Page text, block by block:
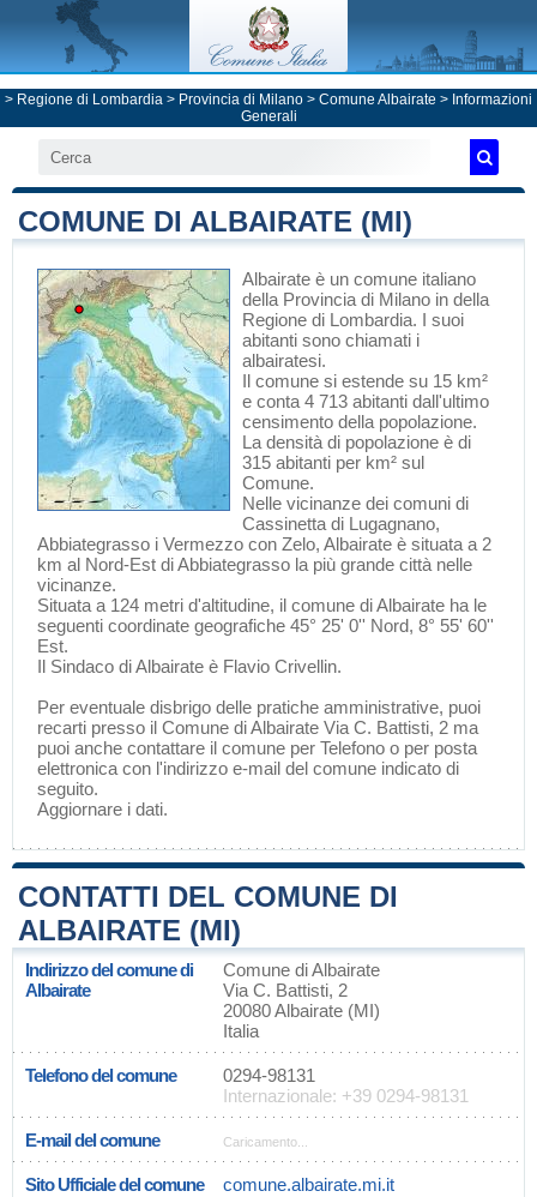
> Regione di Lombardia > Provincia di Milano > Comune Albairate > Informazioni
Generali
COMUNE DI ALBAIRATE (MI)
Albairate è un comune italiano
della Provincia di Milano in della
Regione di Lombardia. I suoi
abitanti sono chiamati i
albairatesi.
Il comune si estende su 15 km²
e conta 4 713 abitanti dall'ultimo
censimento della popolazione.
La densità di popolazione è di
315 abitanti per km² sul
Comune.
Nelle vicinanze dei comuni di
Cassinetta di Lugagnano,
Abbiategrasso i Vermezzo con Zelo, Albairate è situata a 2
km al Nord-Est diAbbiategrasso la più grande città nelle
vicinanze.
Situata a 124 metri d'altitudine, il comune di Albairate ha le
seguenti coordinate geografiche 45° 25' 0'' Nord, 8° 55' 60''
Est.
Il Sindaco di Albairate è Flavio Crivellin.
Per eventuale disbrigo delle pratiche amministrative, puoi
recarti presso il Comune di Albairate Via C. Battisti, 2 ma
puoi anche contattare il comune per Telefono o per posta
elettronica con l'indirizzo e-mail del comune indicato di
seguito.
Aggiornare i dati.
CONTATTI DEL COMUNE DI
ALBAIRATE (MI)
Indirizzo del comune di
Albairate
Comune di Albairate
Via C. Battisti, 2
20080 Albairate (MI)
Italia
Telefono del comune
0294-98131
Internazionale: +39 0294-98131
E-mail del comune Caricamento...
Sito Ufficiale del comune comune.albairate.mi.it